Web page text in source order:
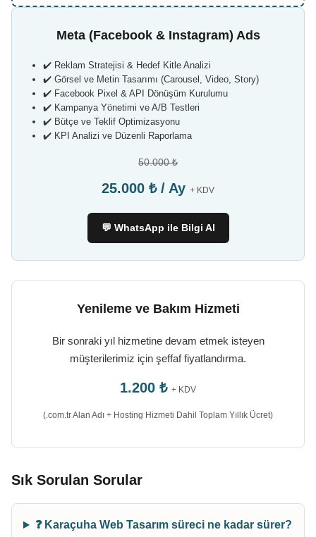
Meta (Facebook & Instagram) Ads
✔️ Reklam Stratejisi & Hedef Kitle Analizi
✔️ Görsel ve Metin Tasarımı (Carousel, Video, Story)
✔️ Facebook Pixel & API Dönüşüm Kurulumu
✔️ Kampanya Yönetimi ve A/B Testleri
✔️ Bütçe ve Teklif Optimizasyonu
✔️ KPI Analizi ve Düzenli Raporlama
50.000 ₺
25.000 ₺ / Ay + KDV
💬 WhatsApp ile Bilgi Al
Yenileme ve Bakım Hizmeti
Bir sonraki yıl hizmetine devam etmek isteyen
müşterilerimiz için şeffaf fiyatlandırma.
1.200 ₺ + KDV
(.com.tr Alan Adı + Hosting Hizmeti Dahil Toplam Yıllık Ücret)
Sık Sorulan Sorular
❓ Karaçuha Web Tasarım süreci ne kadar sürer?